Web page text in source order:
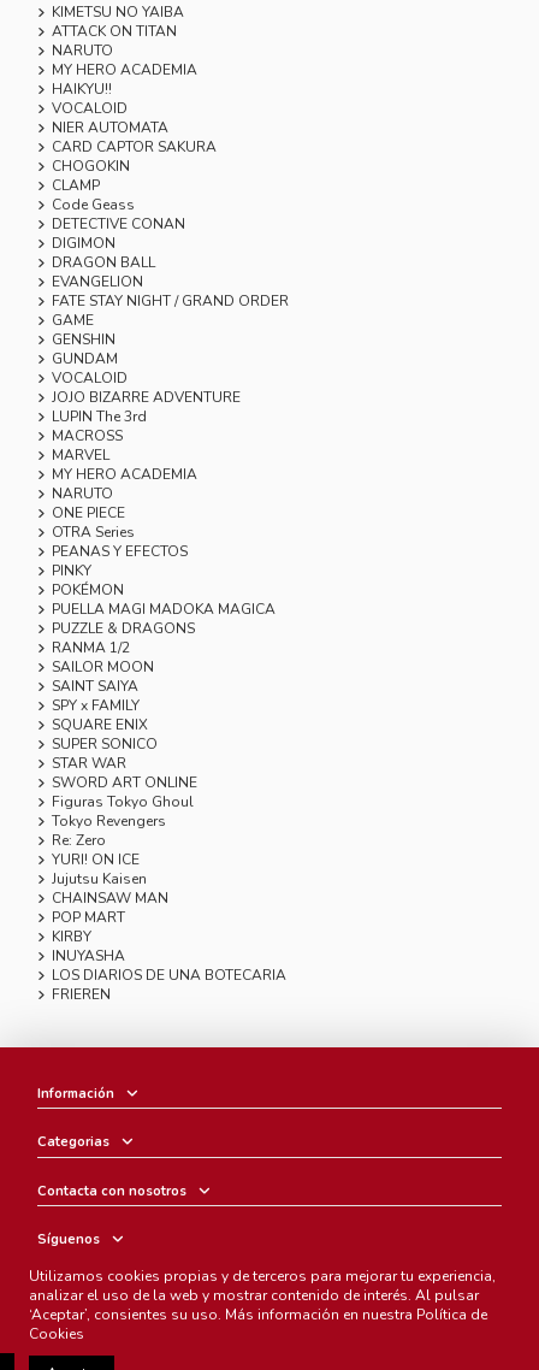
KIMETSU NO YAIBA
ATTACK ON TITAN
NARUTO
MY HERO ACADEMIA
HAIKYU!!
VOCALOID
NIER AUTOMATA
CARD CAPTOR SAKURA
CHOGOKIN
CLAMP
Code Geass
DETECTIVE CONAN
DIGIMON
DRAGON BALL
EVANGELION
FATE STAY NIGHT / GRAND ORDER
GAME
GENSHIN
GUNDAM
VOCALOID
JOJO BIZARRE ADVENTURE
LUPIN The 3rd
MACROSS
MARVEL
MY HERO ACADEMIA
NARUTO
ONE PIECE
OTRA Series
PEANAS Y EFECTOS
PINKY
POKÉMON
PUELLA MAGI MADOKA MAGICA
PUZZLE & DRAGONS
RANMA 1/2
SAILOR MOON
SAINT SAIYA
SPY x FAMILY
SQUARE ENIX
SUPER SONICO
STAR WAR
SWORD ART ONLINE
Figuras Tokyo Ghoul
Tokyo Revengers
Re: Zero
YURI! ON ICE
Jujutsu Kaisen
CHAINSAW MAN
POP MART
KIRBY
INUYASHA
LOS DIARIOS DE UNA BOTECARIA
FRIEREN
Información
Categorias
Contacta con nosotros
Síguenos
Boletín
Utilizamos cookies propias y de terceros para mejorar tu experiencia,
analizar el uso de la web y mostrar contenido de interés. Al pulsar
‘Aceptar’, consientes su uso. Más información en nuestra Política de
Cookies